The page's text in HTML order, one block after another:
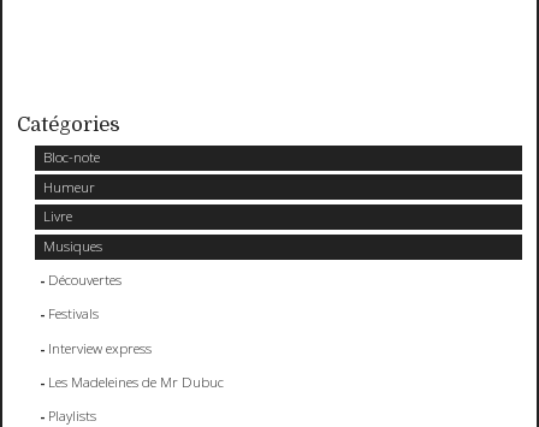
Catégories
Bloc-note
Humeur
Livre
Musiques
Découvertes
Festivals
Interview express
Les Madeleines de Mr Dubuc
Playlists